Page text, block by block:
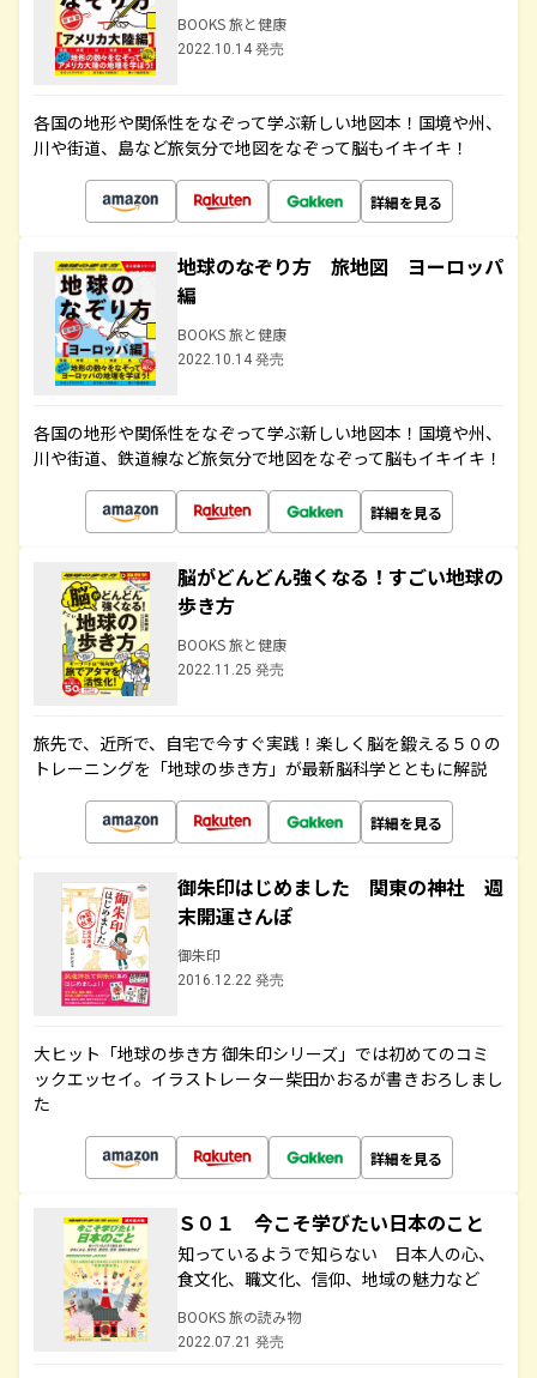
BOOKS 旅と健康
2022.10.14 発売
各国の地形や関係性をなぞって学ぶ新しい地図本！国境や州、
川や街道、島など旅気分で地図をなぞって脳もイキイキ！
詳細を見る
地球のなぞり方 旅地図 ヨーロッパ
編
BOOKS 旅と健康
2022.10.14 発売
各国の地形や関係性をなぞって学ぶ新しい地図本！国境や州、
川や街道、鉄道線など旅気分で地図をなぞって脳もイキイキ！
詳細を見る
脳がどんどん強くなる！すごい地球の
歩き方
BOOKS 旅と健康
2022.11.25 発売
旅先で、近所で、自宅で今すぐ実践！楽しく脳を鍛える５０の
トレーニングを「地球の歩き方」が最新脳科学とともに解説
詳細を見る
御朱印はじめました 関東の神社 週
末開運さんぽ
御朱印
2016.12.22 発売
大ヒット「地球の歩き方 御朱印シリーズ」では初めてのコミ
ックエッセイ。イラストレーター柴田かおるが書きおろしまし
た
詳細を見る
Ｓ０１ 今こそ学びたい日本のこと
知っているようで知らない 日本人の心、
食文化、職文化、信仰、地域の魅力など
BOOKS 旅の読み物
2022.07.21 発売